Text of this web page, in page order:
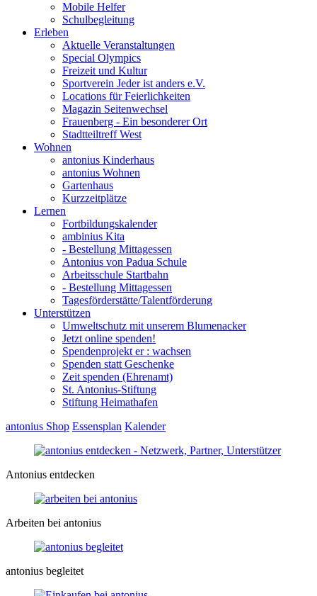
Mobile Helfer
Schulbegleitung
Erleben
Aktuelle Veranstaltungen
Special Olympics
Freizeit und Kultur
Sportverein Jeder ist anders e.V.
Locations für Feierlichkeiten
Magazin Seitenwechsel
Frauenberg - Ein besonderer Ort
Stadtteiltreff West
Wohnen
antonius Kinderhaus
antonius Wohnen
Gartenhaus
Kurzzeitplätze
Lernen
Fortbildungskalender
ambinius Kita
- Bestellung Mittagessen
Antonius von Padua Schule
Arbeitsschule Startbahn
- Bestellung Mittagessen
Tagesförderstätte/Talentförderung
Unterstützen
Umweltschutz mit unserem Blumenacker
Jetzt online spenden!
Spendenprojekt er : wachsen
Spenden statt Geschenke
Zeit spenden (Ehrenamt)
St. Antonius-Stiftung
Stiftung Heimathafen
antonius Shop Essensplan Kalender
Antonius entdecken
Arbeiten bei antonius
antonius begleitet